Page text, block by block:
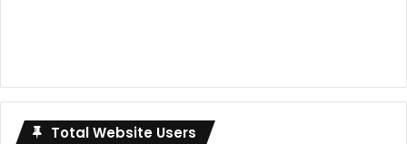
Total Website Users